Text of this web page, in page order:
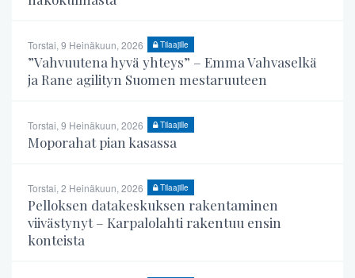
Torstai, 9 Heinäkuun, 2026 Tilaajille
”Vahvuutena hyvä yhteys” – Emma Vahvaselkä
ja Rane agilityn Suomen mestaruuteen
Torstai, 9 Heinäkuun, 2026 Tilaajille
Moporahat pian kasassa
Torstai, 2 Heinäkuun, 2026 Tilaajille
Pelloksen datakeskuksen rakentaminen
viivästynyt – Karpalolahti rakentuu ensin
konteista